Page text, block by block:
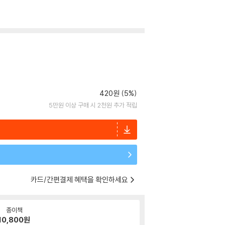
420원 (5%)
5만원 이상 구매 시 2천원 추가 적립
카드/간편결제 혜택을 확인하세요
종이책
원